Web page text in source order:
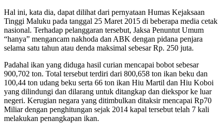
Hal ini, kata dia, dapat dilihat dari pernyataan Humas Kejaksaan
Tinggi Maluku pada tanggal 25 Maret 2015 di beberapa media cetak
nasional. Terhadap pelanggaran tersebut, Jaksa Penuntut Umum
“hanya” mengancam nakhoda dan ABK dengan pidana penjara
selama satu tahun atau denda maksimal sebesar Rp. 250 juta.
Padahal ikan yang diduga hasil curian mencapai bobot sebesar
900,702 ton. Total tersebut terdiri dari 800,658 ton ikan beku dan
100,44 ton udang beku serta 66 ton ikan Hiu Martil dan Hiu Koboi
yang dilindungi dan dilarang untuk ditangkap dan diekspor ke luar
negeri. Kerugian negara yang ditimbulkan ditaksir mencapai Rp70
Miliar dengan penghitungan sejak 2014 kapal tersebut telah 7 kali
melakukan penangkapan ikan.